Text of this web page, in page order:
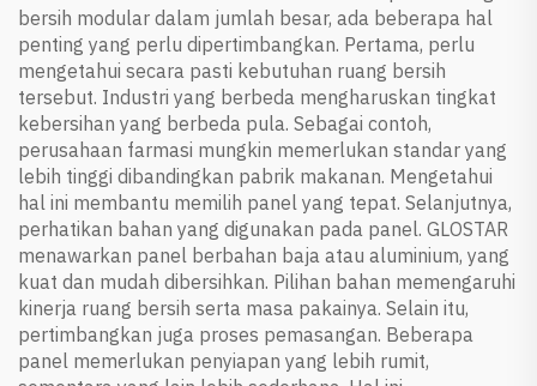
bersih modular dalam jumlah besar, ada beberapa hal
penting yang perlu dipertimbangkan. Pertama, perlu
mengetahui secara pasti kebutuhan ruang bersih
tersebut. Industri yang berbeda mengharuskan tingkat
kebersihan yang berbeda pula. Sebagai contoh,
perusahaan farmasi mungkin memerlukan standar yang
lebih tinggi dibandingkan pabrik makanan. Mengetahui
hal ini membantu memilih panel yang tepat. Selanjutnya,
perhatikan bahan yang digunakan pada panel. GLOSTAR
menawarkan panel berbahan baja atau aluminium, yang
kuat dan mudah dibersihkan. Pilihan bahan memengaruhi
kinerja ruang bersih serta masa pakainya. Selain itu,
pertimbangkan juga proses pemasangan. Beberapa
panel memerlukan penyiapan yang lebih rumit,